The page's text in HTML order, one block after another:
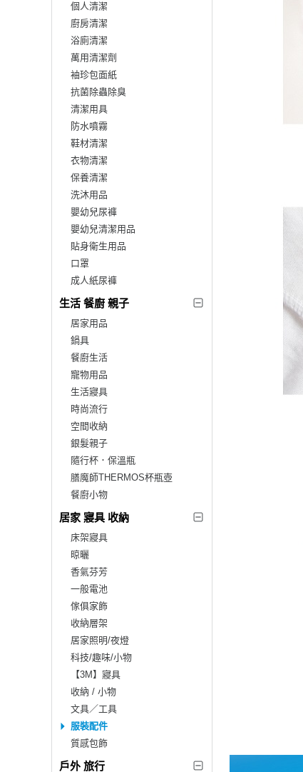
個人清潔
廚房清潔
浴廁清潔
萬用清潔劑
袖珍包面紙
抗菌除蟲除臭
清潔用具
防水噴霧
鞋材清潔
衣物清潔
保養清潔
洗沐用品
嬰幼兒尿褲
嬰幼兒清潔用品
貼身衛生用品
口罩
成人紙尿褲
生活 餐廚 親子
居家用品
鍋具
餐廚生活
寵物用品
生活寢具
時尚流行
空間收納
銀髮親子
隨行杯．保溫瓶
膳魔師THERMOS杯瓶壺
餐廚小物
居家 寢具 收納
床架寢具
晾曬
香氣芬芳
一般電池
傢俱家飾
收納層架
居家照明/夜燈
科技/趣味/小物
【3M】寢具
收納 / 小物
文具／工具
服裝配件
質感包飾
戶外 旅行